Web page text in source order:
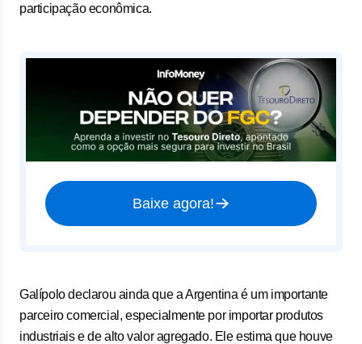
participação econômica.
Baixe agora!
Galípolo declarou ainda que a Argentina é um importante
parceiro comercial, especialmente por importar produtos
industriais e de alto valor agregado. Ele estima que houve